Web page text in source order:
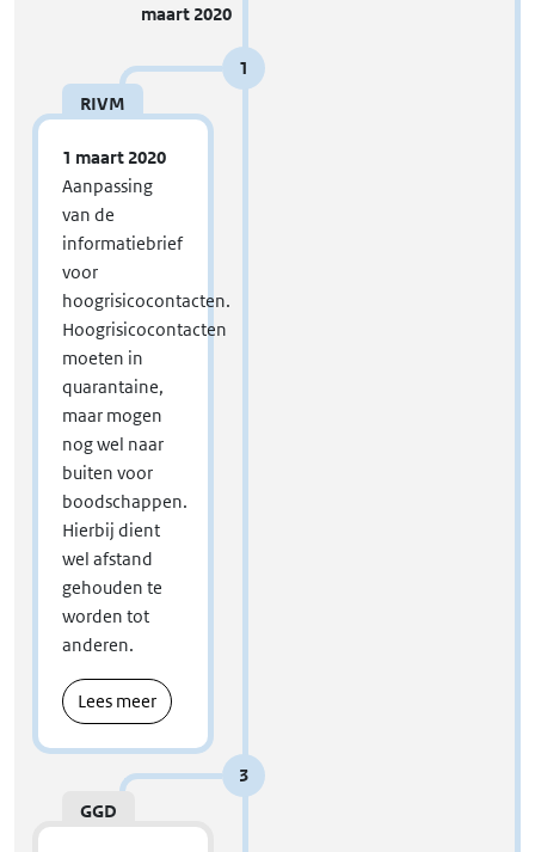
maart 2020
1
RIVM
1 maart 2020
Aanpassing
van de
informatiebrief
voor
hoogrisicocontacten.
Hoogrisicocontacten
moeten in
quarantaine,
maar mogen
nog wel naar
buiten voor
boodschappen.
Hierbij dient
wel afstand
gehouden te
worden tot
anderen.
Lees meer
3
GGD